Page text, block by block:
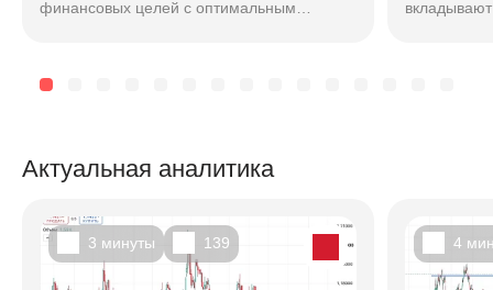
финансовых целей с оптимальным
Актуальная аналитика
3 минуты 139 4